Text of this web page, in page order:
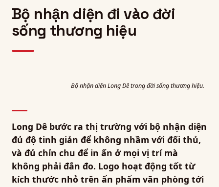
Bộ nhận diện đi vào đời
sống thương hiệu
Bộ nhận diện Long Dê trong đời sống thương hiệu.
Long Dê bước ra thị trường với bộ nhận diện
đủ độ tinh giản để không nhầm với đối thủ,
và đủ chỉn chu để in ấn ở mọi vị trí mà
không phải đắn đo. Logo hoạt động tốt từ
kích thước nhỏ trên ấn phẩm văn phòng tới